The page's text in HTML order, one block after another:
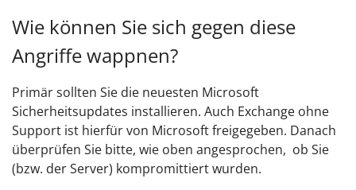
Wie können Sie sich gegen diese
Angriffe wappnen?
Primär sollten Sie die neuesten Microsoft
Sicherheitsupdates installieren. Auch Exchange ohne
Support ist hierfür von Microsoft freigegeben. Danach
überprüfen Sie bitte, wie oben angesprochen, ob Sie
(bzw. der Server) kompromittiert wurden.